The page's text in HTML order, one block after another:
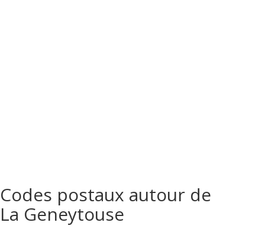
Codes postaux autour de
La Geneytouse